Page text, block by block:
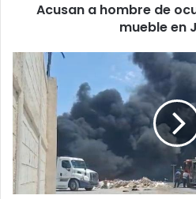
Acusan a hombre de
mueble en
“No
hay
poder
humano”:
Bomberos
enfrentan
incendio
fuera
de